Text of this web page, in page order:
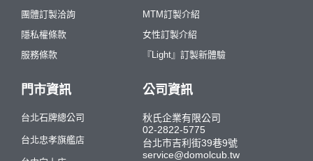
團體訂製洽詢
隱私權條款
服務條款
MTM訂製介紹
女性訂製介紹
『Light』訂製新體驗
門市資訊
台北石牌總公司
台北忠孝旗艦店
公司資訊
秋氏企業有限公司
02-2822-5775
台北市吉利街39巷9號
service@domolcub.tw